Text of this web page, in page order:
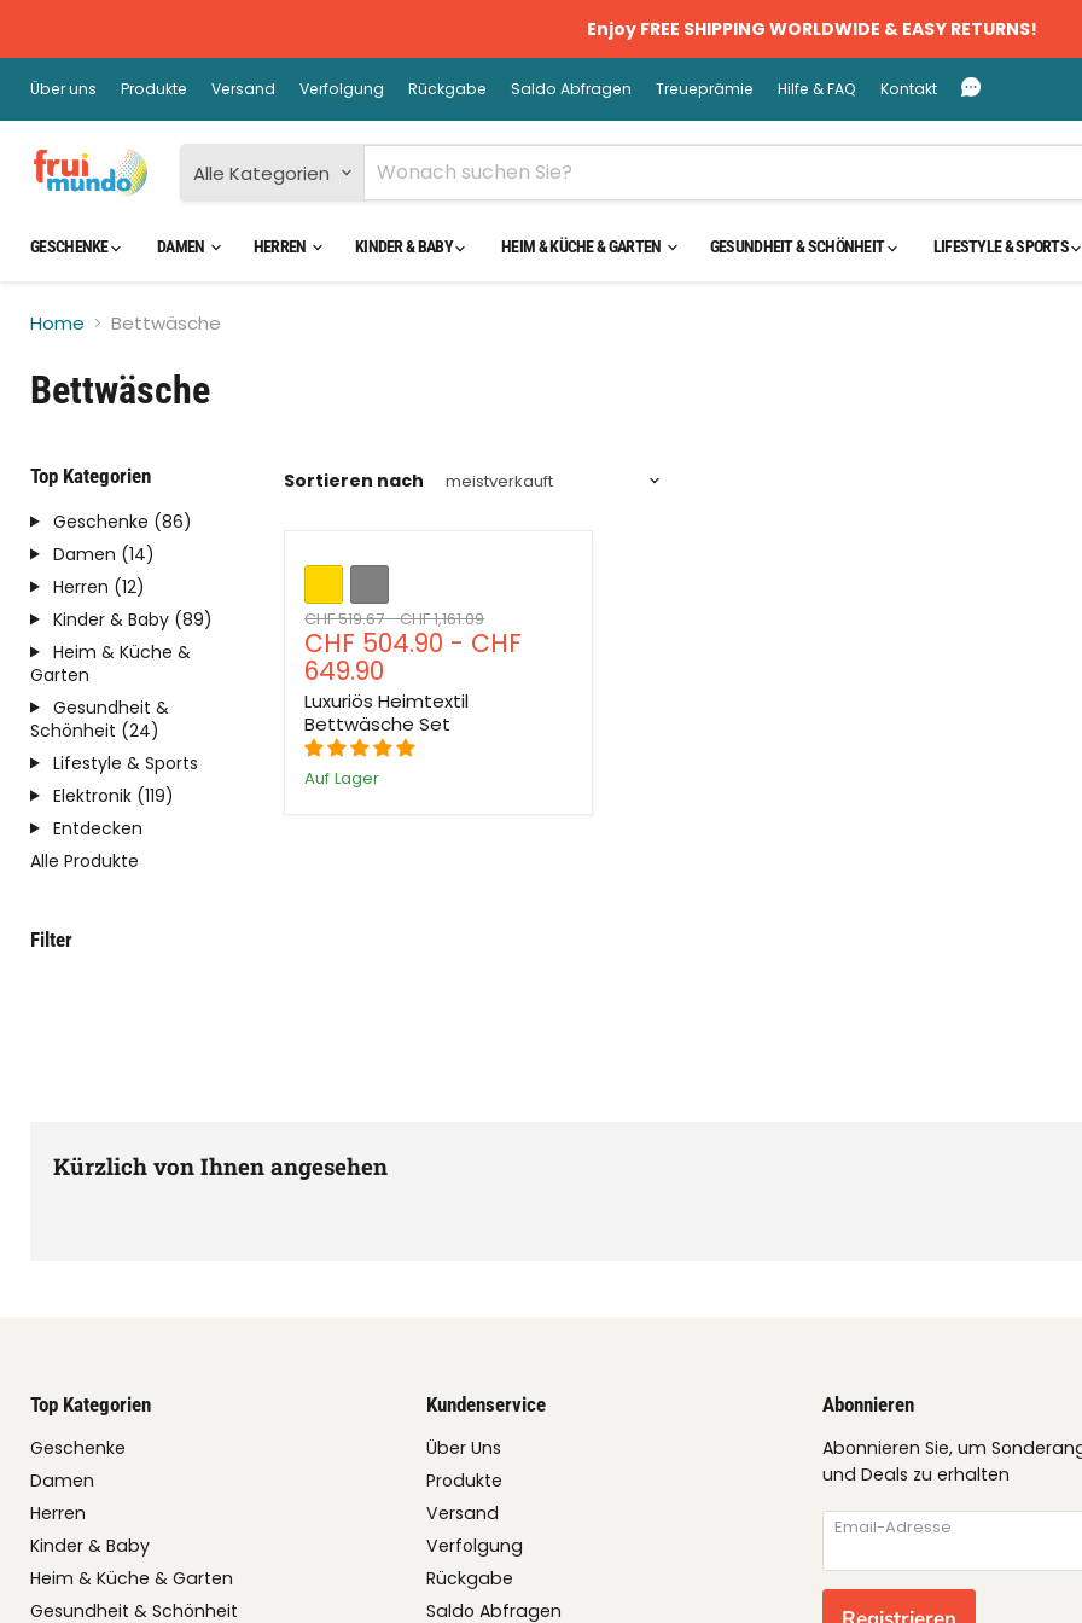
Enjoy FREE SHIPPING WORLDWIDE & EASY RETURNS!
Über uns Produkte Versand Verfolgung Rückgabe Saldo Abfragen Treueprämie Hilfe & FAQ Kontakt
Alle Kategorien
GESCHENKE DAMEN HERREN KINDER & BABY HEIM & KÜCHE & GARTEN GESUNDHEIT & SCHÖNHEIT LIFESTYLE & SPORTS
Home Bettwäsche
Bettwäsche
Top Kategorien
Geschenke (86)
Damen (14)
Herren (12)
Kinder & Baby (89)
Heim & Küche &
Garten
Gesundheit &
Schönheit (24)
Lifestyle & Sports
Elektronik (119)
Entdecken
Alle Produkte
Filter
Sortieren nach
Ursprünglicher
Preis
CHF 519.67-Ursprünglicher
Preis
CHF 1,161.09
CHF 504.90 - CHF
649.90
Luxuriös Heimtextil
Bettwäsche Set
Auf Lager
Kürzlich von Ihnen angesehen
Top Kategorien
Geschenke
Damen
Herren
Kinder & Baby
Heim & Küche & Garten
Gesundheit & Schönheit
Kundenservice
Über Uns
Produkte
Versand
Verfolgung
Rückgabe
Saldo Abfragen
Abonnieren
Abonnieren Sie, um
und Deals zu erhalten
Email-Adresse